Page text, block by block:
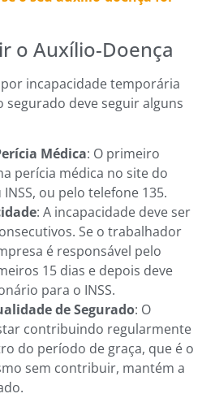
o Auxílio-Doença
incapacidade temporária
segurado deve seguir alguns
Médica: O primeiro
perícia médica no site do
ou pelo telefone 135.
: A incapacidade deve ser
Se o trabalhador
é responsável pelo
15 dias e depois deve
para o INSS.
de Segurado: O
contribuindo regularmente
do período de graça, que é o
sem contribuir, mantém a